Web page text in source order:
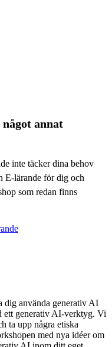
annat
inte täcker dina behov
E-lärande för dig och
som redan finns
dig använda generativ AI
ett generativ AI-verktyg. Vi
ta upp några etiska
med nya idéer om